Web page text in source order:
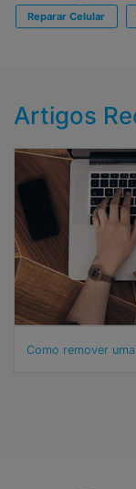
Reparar Celular
Artigos
Como remover